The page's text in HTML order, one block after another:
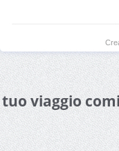
viaggio